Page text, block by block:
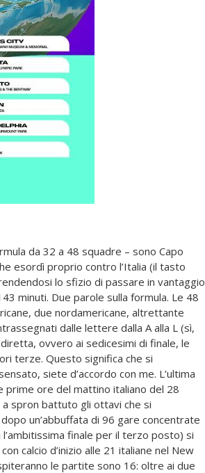
da 32 a 48 squadre – sono Capo
esordì proprio contro l’Italia (il tasto
lo sfizio di passare in vantaggio
minuti. Due parole sulla formula. Le 48
due nordamericane, altrettante
dalle lettere dalla A alla L (sì,
ovvero ai sedicesimi di finale, le
terze. Questo significa che si
siete d’accordo con me. L’ultima
prime ore del mattino italiano del 28
a spron battuto gli ottavi che si
un’abbuffata di 96 gare concentrate
finale per il terzo posto) si
calcio d’inizio alle 21 italiane nel New
le partite sono 16: oltre ai due